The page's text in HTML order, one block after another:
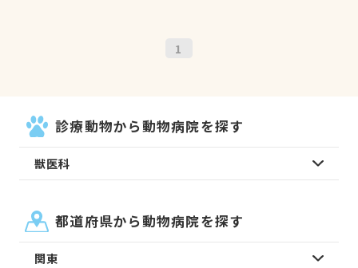
1
診療動物から動物病院を探す
獣医科
都道府県から動物病院を探す
関東